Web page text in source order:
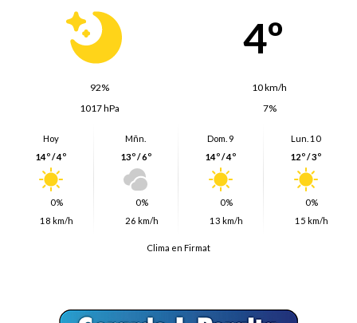
4º
92%
10 km/h
1017 hPa
7%
Hoy
14º / 4º
0%
18 km/h
Mñn.
13º / 6º
0%
26 km/h
Dom. 9
14º / 4º
0%
13 km/h
Lun. 10
12º / 3º
0%
15 km/h
Clima en Firmat